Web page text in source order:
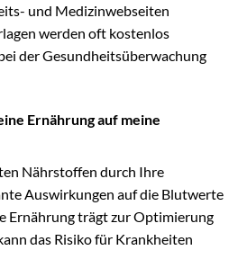
und Medizinwebseiten
werden oft kostenlos
der Gesundheitsüberwachung
Ernährung auf meine
Nährstoffen durch Ihre
Auswirkungen auf die Blutwerte
Ernährung trägt zur Optimierung
das Risiko für Krankheiten